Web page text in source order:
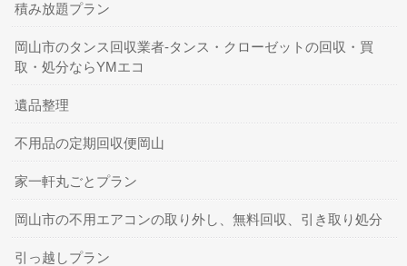
積み放題プラン
岡山市のタンス回収業者-タンス・クローゼットの回収・買
取・処分ならYMエコ
遺品整理
不用品の定期回収便岡山
家一軒丸ごとプラン
岡山市の不用エアコンの取り外し、無料回収、引き取り処分
引っ越しプラン